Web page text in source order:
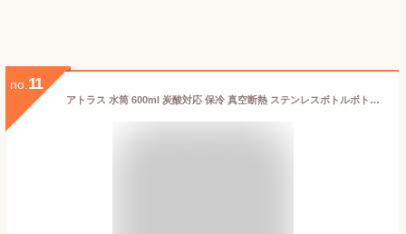
no. 11
アトラス 水筒 600ml 炭酸対応 保冷 真空断熱 ステンレスボトルボトル スポーツドリンク対応 ビール対応 SHUWAT ASOK-700 / ADOK-701